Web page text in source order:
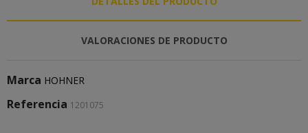
VALORACIONES DE PRODUCTO
Marca HOHNER
Referencia 1201075